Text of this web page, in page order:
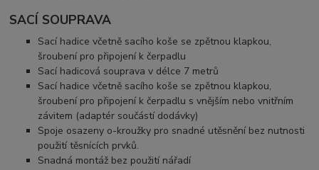
SACÍ SOUPRAVA
Sací hadice včetně sacího koše se zpětnou klapkou,
šroubení pro připojení k čerpadlu
Sací hadicová souprava v délce 7 metrů
Sací hadice včetně sacího koše se zpětnou klapkou,
šroubení pro připojení k čerpadlu s vnějším nebo vnitřním
závitem (adaptér součástí dodávky)
Spoje osazeny o-kroužky pro snadné utěsnění bez nutnosti
použití těsnících prvků.
Snadná montáž bez použití nářadí